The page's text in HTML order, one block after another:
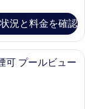
況と料金を確認
ム シングルベッド
可 プールビュー